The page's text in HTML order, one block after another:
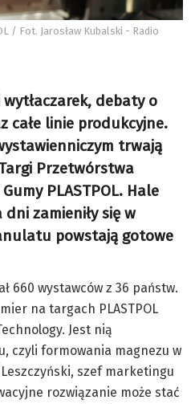
/ Fot. Jarosław Kubalski - Radio
debaty o
całe linie produkcyjne.
trwają
Przetwórstwa
PLASTPOL. Hale
zamieniły się w
powstają gotowe
660 wystawców z 36 państw.
na targach PLASTPOL
Jest nią
czyli formowania magnezu w
szef marketingu
rozwiązanie może stać